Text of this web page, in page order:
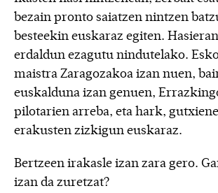
bezain pronto saiatzen nintzen
besteekin euskaraz egiten.
erdaldun ezagutu nindutelako.
maistra Zaragozakoa izan nuen,
euskalduna izan genuen,
pilotarien arreba, eta hark,
erakusten zizkigun euskaraz.
Bertzeen irakasle izan zara gero.
izan da zuretzat?